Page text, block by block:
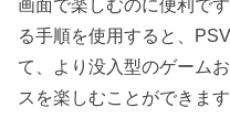
画面で楽しむのに便利で
る手順を使用すると、
て、より没入型のゲーム
スを楽しむことができます